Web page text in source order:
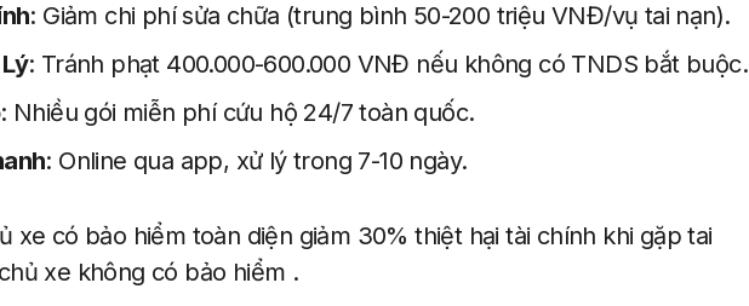
: Giảm chi phí sửa chữa (trung bình 50-200 triệu VNĐ/vụ tai nạn).
: Tránh phạt 400.000-600.000 VNĐ nếu không có TNDS bắt buộc.
: Nhiều gói miễn phí cứu hộ 24/7 toàn quốc.
: Online qua app, xử lý trong 7-10 ngày.
xe có bảo hiểm toàn diện giảm 30% thiệt hại tài chính khi gặp tai
xe không có bảo hiểm .